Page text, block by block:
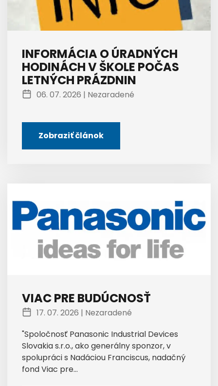
INFORMÁCIA O ÚRADNÝCH
HODINÁCH V ŠKOLE POČAS
LETNÝCH PRÁZDNIN
06. 07. 2026 | Nezaradené
Zobraziť článok
VIAC PRE BUDÚCNOSŤ
17. 07. 2026 | Nezaradené
"Spoločnosť Panasonic Industrial Devices
Slovakia s.r.o., ako generálny sponzor, v
spolupráci s Nadáciou Franciscus, nadačný
fond Viac pre...